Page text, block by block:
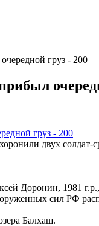
груз - 200
двух
Доронин, 1981
сил РФ
Балхаш.